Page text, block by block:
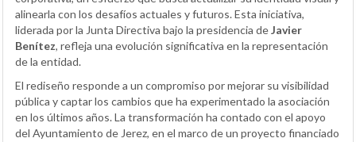
alinearla con los desafíos actuales y futuros. Esta iniciativa,
liderada por la Junta Directiva bajo la presidencia deJavier
Benítez, refleja una evolución significativa en la representación
de la entidad.
El rediseño responde a un compromiso por mejorar su visibilidad
pública y captar los cambios que ha experimentado la asociación
en los últimos años. La transformación ha contado con el apoyo
del Ayuntamiento de Jerez, en el marco de un proyecto financiado